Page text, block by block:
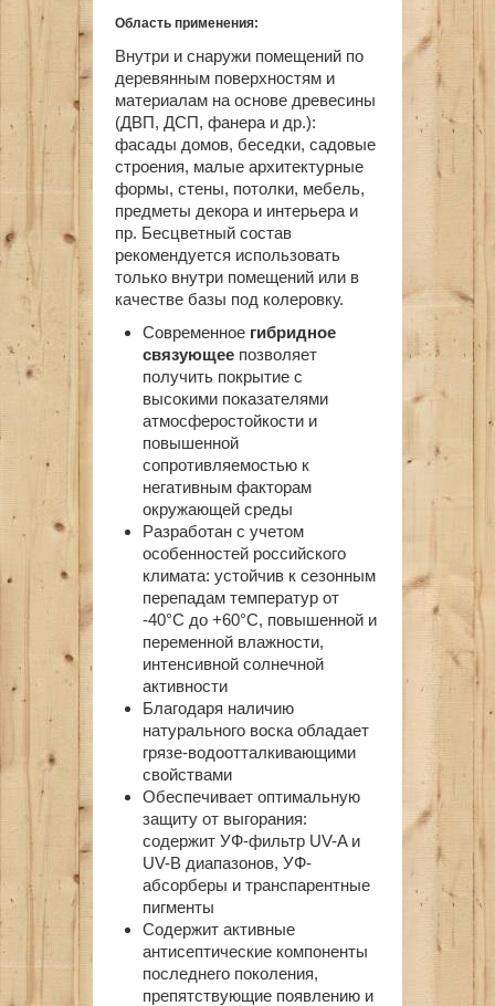
Область применения:
Внутри и снаружи помещений по
деревянным поверхностям и
материалам на основе древесины
(ДВП, ДСП, фанера и др.):
фасады домов, беседки, садовые
строения, малые архитектурные
формы, стены, потолки, мебель,
предметы декора и интерьера и
пр. Бесцветный состав
рекомендуется использовать
только внутри помещений или в
качестве базы под колеровку.
Современное гибридное
связующее позволяет
получить покрытие с
высокими показателями
атмосферостойкости и
повышенной
сопротивляемостью к
негативным факторам
окружающей среды
Разработан с учетом
особенностей российского
климата: устойчив к сезонным
перепадам температур от
-40°С до +60°С, повышенной и
переменной влажности,
интенсивной солнечной
активности
Благодаря наличию
натурального воска обладает
грязе-водоотталкивающими
свойствами
Обеспечивает оптимальную
защиту от выгорания:
содержит УФ-фильтр UV-A и
UV-B диапазонов, УФ-
абсорберы и транспарентные
пигменты
Содержит активные
антисептические компоненты
последнего поколения,
препятствующие появлению и